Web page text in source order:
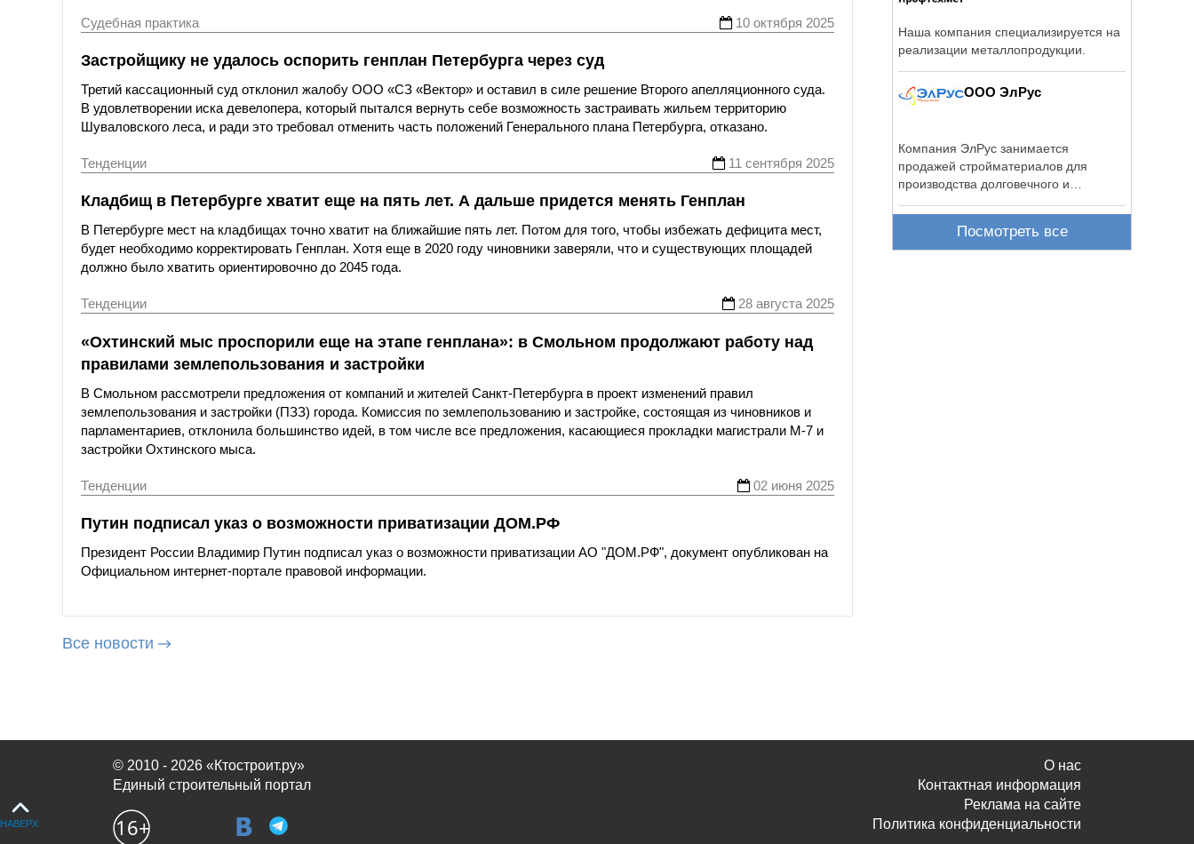
Судебная практика 10 октября 2025
Застройщику не удалось оспорить генплан Петербурга через суд
Третий кассационный суд отклонил жалобу ООО «СЗ «Вектор» и оставил в силе решение Второго апелляционного суда.
В удовлетворении иска девелопера, который пытался вернуть себе возможность застраивать жильем территорию
Шуваловского леса, и ради это требовал отменить часть положений Генерального плана Петербурга, отказано.
Тенденции 11 сентября 2025
Кладбищ в Петербурге хватит еще на пять лет. А дальше придется менять Генплан
В Петербурге мест на кладбищах точно хватит на ближайшие пять лет. Потом для того, чтобы избежать дефицита мест,
будет необходимо корректировать Генплан. Хотя еще в 2020 году чиновники заверяли, что и существующих площадей
должно было хватить ориентировочно до 2045 года.
Тенденции 28 августа 2025
«Охтинский мыс проспорили еще на этапе генплана»: в Смольном продолжают работу над
правилами землепользования и застройки
В Смольном рассмотрели предложения от компаний и жителей Санкт-Петербурга в проект изменений правил
землепользования и застройки (ПЗЗ) города. Комиссия по землепользованию и застройке, состоящая из чиновников и
парламентариев, отклонила большинство идей, в том числе все предложения, касающиеся прокладки магистрали М-7 и
застройки Охтинского мыса.
Тенденции 02 июня 2025
Путин подписал указ о возможности приватизации ДОМ.РФ
Президент России Владимир Путин подписал указ о возможности приватизации АО "ДОМ.РФ", документ опубликован на
Официальном интернет-портале правовой информации.
Все новости
Наша компания специализируется на
реализации металлопродукции.
ООО ЭлРус
Компания ЭлРус занимается
продажей стройматериалов для
производства долговечного и
Посмотреть все
© 2010 - 2026 «Ктостроит.ру»
Единый строительный портал
О нас
Контактная информация
Реклама на сайте
Политика конфиденциальности
НАВЕРХ